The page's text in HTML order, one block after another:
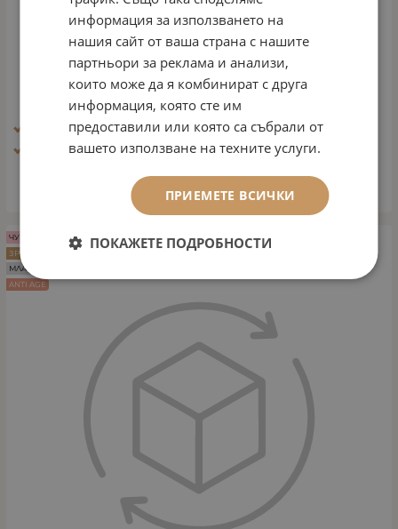
ДУШ ГЕЛ
Арт.№: 1577
23.01€ / 45.00лв.
Ефект: Кашмирена мекота
Тип кожа: Всички типове кожа
КУПИ
ЧУВСТВИТЕЛНА КОЖА
ЗРЯЛА КОЖА
МЛАДА КОЖА
ANTI AGE
информация за използването на
нашия сайт от ваша страна с нашите
партньори за реклама и анализи,
които може да я комбинират с друга
информация, която сте им
предоставили или която са събрали от
вашето използване на техните услуги.
ПРИЕМЕТЕ ВСИЧКИ
ПОКАЖЕТЕ ПОДРОБНОСТИ